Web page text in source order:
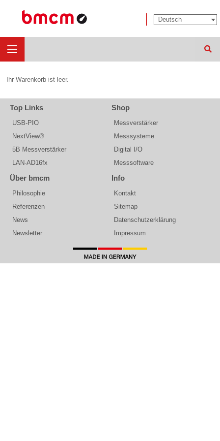
Ihr Warenkorb ist leer.
Top Links
USB-PIO
NextView®
5B Messverstärker
LAN-AD16fx
Shop
Messverstärker
Messsysteme
Digital I/O
Messsoftware
Über bmcm
Philosophie
Referenzen
News
Newsletter
Info
Kontakt
Sitemap
Datenschutzerklärung
Impressum